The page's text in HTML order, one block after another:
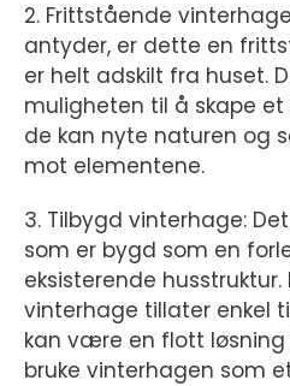
2. Frittstående
antyder, er dette en
er helt adskilt fra huset.
muligheten til å skape
de kan nyte naturen og
mot elementene.
3. Tilbygd vinterhage:
som er bygd som en
eksisterende
vinterhage tillater enkel
kan være en flott løsning
bruke vinterhagen som